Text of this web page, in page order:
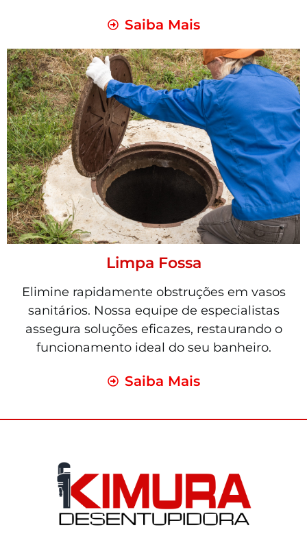
Saiba Mais
Limpa Fossa
Elimine rapidamente obstruções em vasos
sanitários. Nossa equipe de especialistas
assegura soluções eficazes, restaurando o
funcionamento ideal do seu banheiro.
Saiba Mais